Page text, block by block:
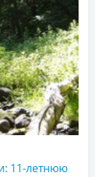
11-летнюю